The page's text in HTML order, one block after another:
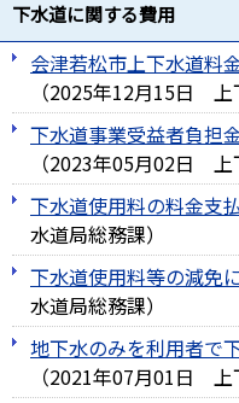
下水道に関する費用
会津若松市上下水道料
（2025年12月15日 上
下水道事業受益者負担
（2023年05月02日 上
下水道使用料の料金支
水道局総務課）
下水道使用料等の減免
水道局総務課）
地下水のみを利用者で
（2021年07月01日 上